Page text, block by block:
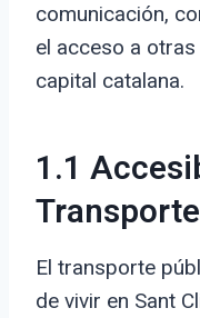
comunicación,
el acceso a
capital catalana.
1.1
Transporte
El transporte
de vivir en Sant